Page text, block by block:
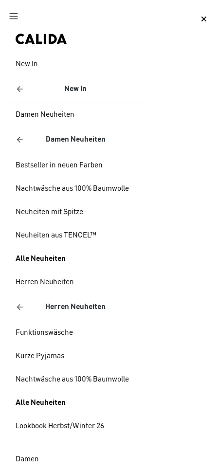
Zum Hauptinhalt springen
New In
New In
Damen Neuheiten
Damen Neuheiten
Bestseller in neuen Farben
Nachtwäsche aus 100% Baumwolle
Neuheiten mit Spitze
Neuheiten aus TENCEL™
Alle Neuheiten
Herren Neuheiten
Herren Neuheiten
Funktionswäsche
Kurze Pyjamas
Nachtwäsche aus 100% Baumwolle
Alle Neuheiten
Lookbook Herbst/Winter 26
Damen